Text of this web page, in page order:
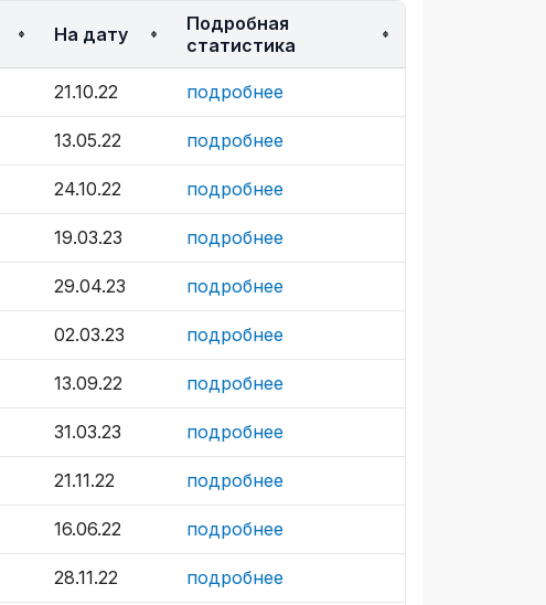
На дату
Подробная
статистика
21.10.22 подробнее
13.05.22 подробнее
24.10.22 подробнее
19.03.23 подробнее
29.04.23 подробнее
02.03.23 подробнее
13.09.22 подробнее
31.03.23 подробнее
21.11.22 подробнее
16.06.22 подробнее
28.11.22 подробнее